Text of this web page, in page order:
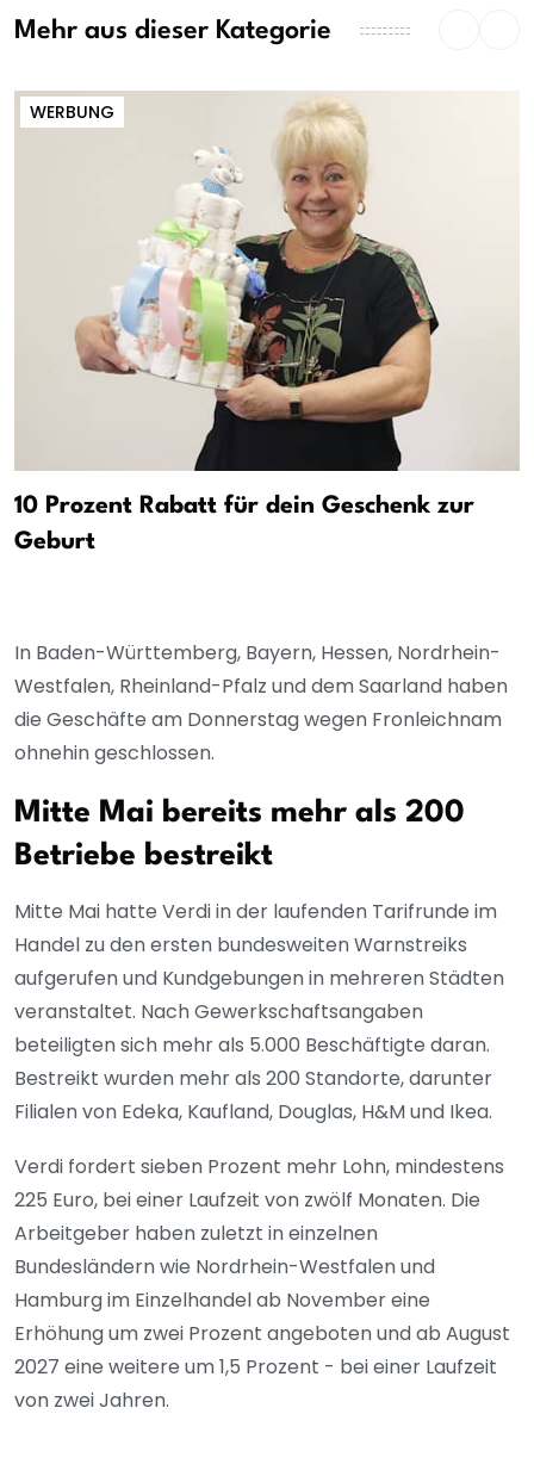
Mehr aus dieser Kategorie
WERBUNG
10 Prozent Rabatt für dein Geschenk zur
Geburt
In Baden-Württemberg, Bayern, Hessen, Nordrhein-
Westfalen, Rheinland-Pfalz und dem Saarland haben
die Geschäfte am Donnerstag wegen Fronleichnam
ohnehin geschlossen.
Mitte Mai bereits mehr als 200
Betriebe bestreikt
Mitte Mai hatte Verdi in der laufenden Tarifrunde im
Handel zu den ersten bundesweiten Warnstreiks
aufgerufen und Kundgebungen in mehreren Städten
veranstaltet. Nach Gewerkschaftsangaben
beteiligten sich mehr als 5.000 Beschäftigte daran.
Bestreikt wurden mehr als 200 Standorte, darunter
Filialen von Edeka, Kaufland, Douglas, H&M und Ikea.
Verdi fordert sieben Prozent mehr Lohn, mindestens
225 Euro, bei einer Laufzeit von zwölf Monaten. Die
Arbeitgeber haben zuletzt in einzelnen
Bundesländern wie Nordrhein-Westfalen und
Hamburg im Einzelhandel ab November eine
Erhöhung um zwei Prozent angeboten und ab August
2027 eine weitere um 1,5 Prozent - bei einer Laufzeit
von zwei Jahren.